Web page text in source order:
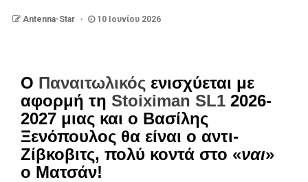
Antenna-Star 10 Ιουνίου 2026
Ο Παναιτωλικός ενισχύεται με
αφορμή τη Stoiximan SL1 2026-
2027 μιας και ο Βασίλης
Ξενόπουλος θα είναι ο αντι-
Ζίβκοβιτς, πολύ κοντά στο «ναι»
ο Ματσάν!